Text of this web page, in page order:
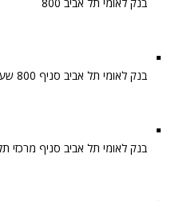
בנק לאומי תל אביב סניף 800 שעות פתיחה
בנק לאומי תל אביב סניף מרכזי